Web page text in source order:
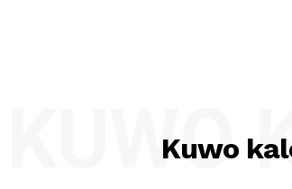
Kuwo
KUWO